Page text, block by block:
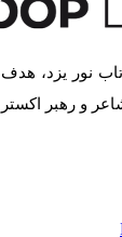
نور یزد،
و رهبر